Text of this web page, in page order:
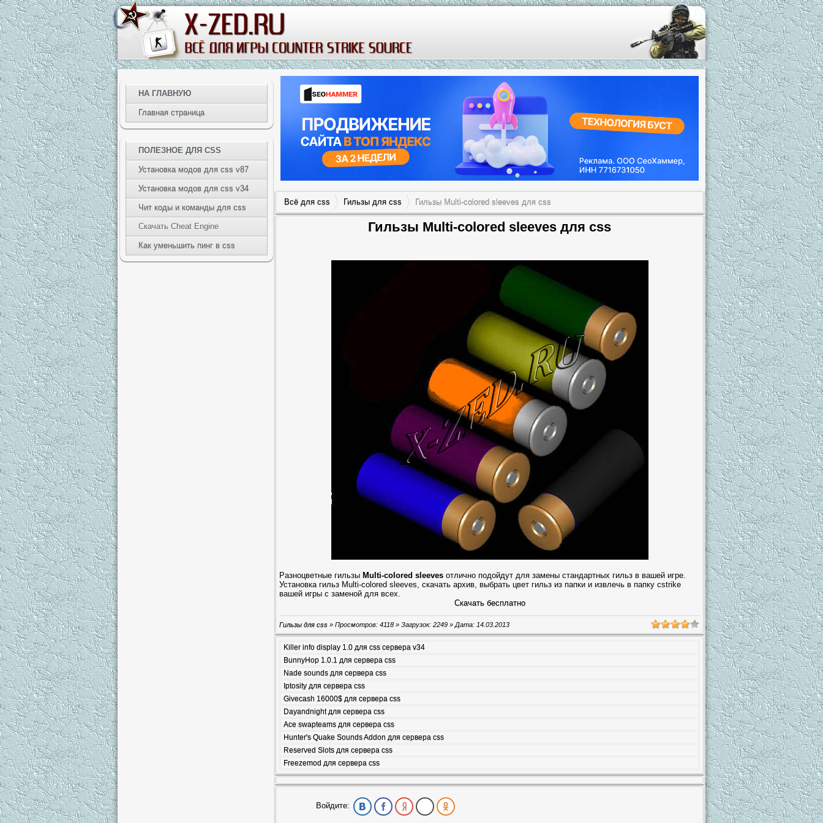
Всё для css Гильзы для css Гильзы Multi-colored sleeves для css
Гильзы Multi-colored sleeves для css
Разноцветные гильзы Multi-colored sleeves отлично подойдут для замены стандартных гильз в вашей игре.
Установка гильз Multi-colored sleeves, скачать архив, выбрать цвет гильз из папки и извлечь в папку cstrike
вашей игры с заменой для всех.
Скачать бесплатно
Гильзы для css » Просмотров: 4118 » Загрузок: 2249 » Дата: 14.03.2013
Killer info display 1.0 для css сервера v34
BunnyHop 1.0.1 для сервера css
Nade sounds для сервера css
Iptosity для сервера css
Givecash 16000$ для сервера css
Dayandnight для сервера css
Ace swapteams для сервера css
Hunter's Quake Sounds Addon для сервера css
Reserved Slots для сервера css
Freezemod для сервера css
Войдите:
НА ГЛАВНУЮ
Главная страница
ПОЛЕЗНОЕ ДЛЯ CSS
Установка модов для css v87
Установка модов для css v34
Чит коды и команды для css
Скачать Cheat Engine
Как уменьшить пинг в css